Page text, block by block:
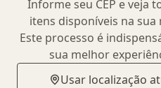
Informe seu CEP e veja
itens disponíveis na sua
Este processo é
sua melhor
Usar localização
Parcerias que unem
Cada coleção
reafirma nosso